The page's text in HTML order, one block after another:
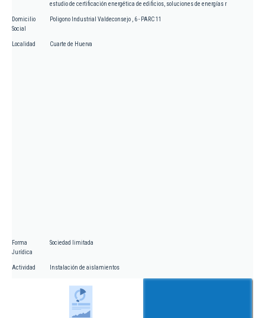
estudio de certificación energética de edificios, soluciones de energías r
Domicilio
Social
Poligono Industrial Valdeconsejo , 6 - PARC 11
Localidad Cuarte de Huerva
Forma
Jurídica
Sociedad limitada
Actividad Instalación de aislamientos